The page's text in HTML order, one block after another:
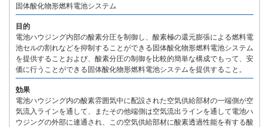
固体酸化物形燃料電池システム
目的
電池ハウジング内部の酸素分圧を制御し、酸素極の還元膨張による燃料電
池セルの割れなどを抑制することができる固体酸化物形燃料電池システム
を提供することおよび、酸素分圧の制御を比較的簡単な構成でもって、安
価に行うことができる固体酸化物形燃料電池システムを提供すること。
効果
電池ハウジング内の酸素雰囲気中に配設された空気供給部材の一端側が空
気流入ラインを通して、またその他端側は空気流出ラインを通して電池ハ
ウジングの外部に連通され、この空気供給部材に酸素透過性能を有する酸